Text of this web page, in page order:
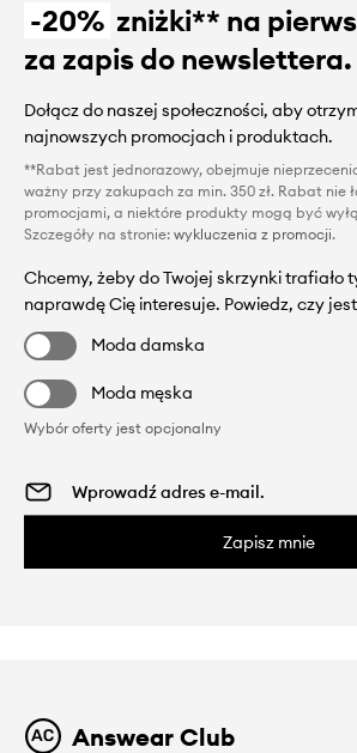
-20% zniżki** na
za zapis do newslettera.
Dołącz do naszej społeczności, aby
najnowszych promocjach i produktach.
**Rabat jest jednorazowy, obejmuje
ważny przy zakupach za min. 350 zł. Rabat nie
promocjami, a niektóre produkty mogą być
Szczegóły na stronie: wykluczenia z promocji.
Chcemy, żeby do Twojej skrzynki trafiało
naprawdę Cię interesuje. Powiedz, czy
Moda damska
Moda męska
Wybór oferty jest opcjonalny
Zapisz mnie
Answear Club